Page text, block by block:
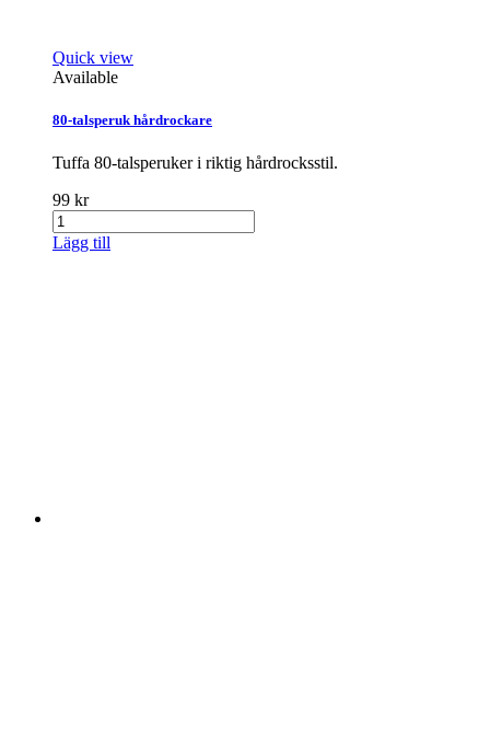
Quick view
Available
80-talsperuk hårdrockare
Tuffa 80-talsperuker i riktig hårdrocksstil.
99 kr
Lägg till